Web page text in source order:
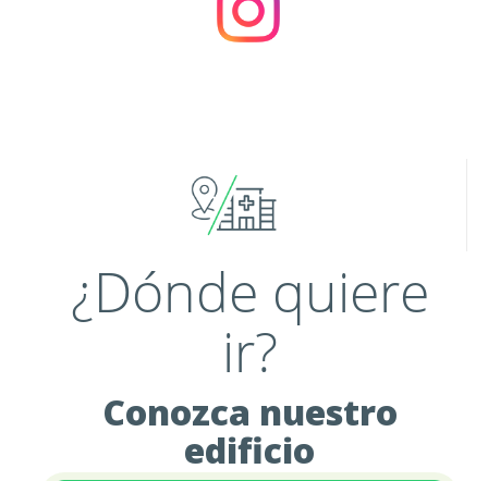
¿Dónde quiere
ir?
Conozca nuestro
edificio